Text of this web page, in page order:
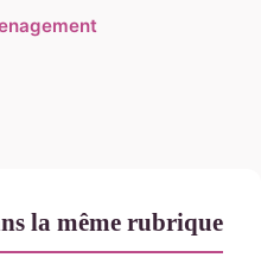
la même rubrique